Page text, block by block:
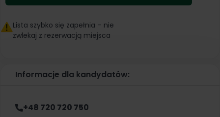
ROL.09 - Uzupełnienie do Technika
Pszczelarza
Lista szybko się zapełnia – nie
zwlekaj z rezerwacją miejsca
Informacje dla kandydatów:
+48 720 720 750